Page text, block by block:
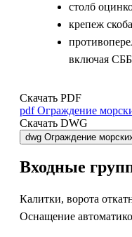
столб
крепеж
включая
Скачать PDF
pdf Ограждение
Скачать DWG
dwg Ограждение
Входные
Калитки, ворота
Оснащение